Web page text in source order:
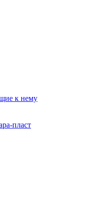
к нему
пласт